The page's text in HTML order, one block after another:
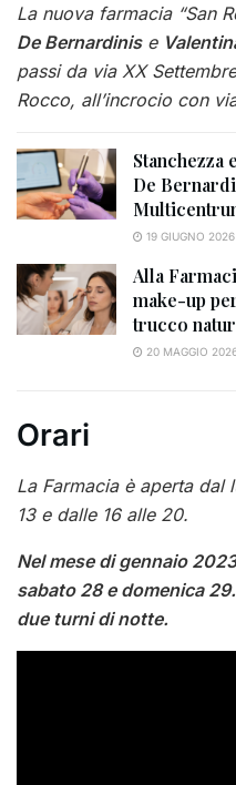
La nuova farmacia “San
De Bernardinise
passi da via XX
Rocco, all’incrocio con
De
19 GIUGNO 2026
Alla
make-up
trucco
20 MAGGIO
Orari
La Farmacia è aperta dal
13 e dalle 16 alle 20.
Nel mese di gennaio
sabato 28 e domenica
due turni di notte.